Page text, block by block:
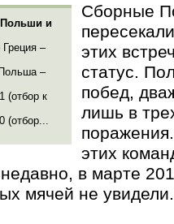
и
–
–
(отбор к
(отбор...
Сборные
этих
статус.
побед,
лишь в
этих
в марте
мячей не увидели.